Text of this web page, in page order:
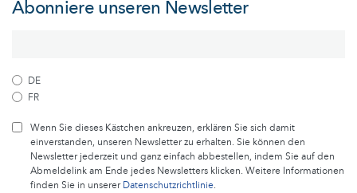
Abonniere unseren Newsletter
DE
FR
Wenn Sie dieses Kästchen ankreuzen, erklären Sie sich damit
einverstanden, unseren Newsletter zu erhalten. Sie können den
Newsletter jederzeit und ganz einfach abbestellen, indem Sie auf den
Abmeldelink am Ende jedes Newsletters klicken. Weitere Informationen
finden Sie in unsererDatenschutzrichtlinie.